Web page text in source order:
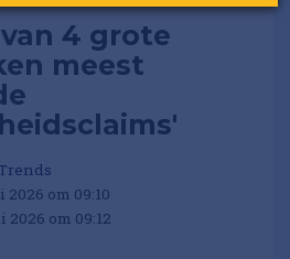
4 grote
meest
om 09:10
om 09:12